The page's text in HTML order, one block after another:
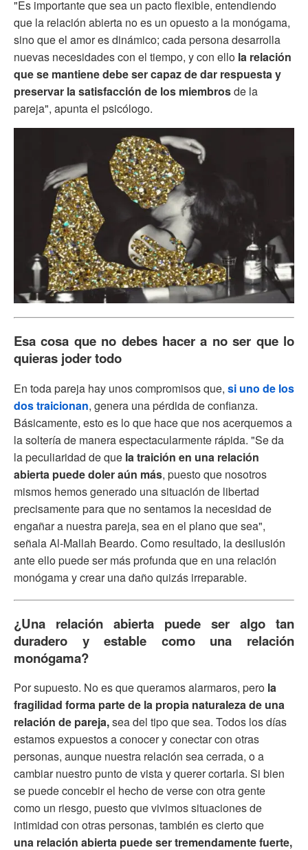
"Es importante que sea un pacto flexible, entendiendo
que la relación abierta no es un opuesto a la monógama,
sino que el amor es dinámico; cada persona desarrolla
nuevas necesidades con el tiempo, y con ello la relación
que se mantiene debe ser capaz de dar respuesta y
preservar la satisfacción de los miembrosde la
pareja", apunta el psicólogo.
Esa cosa que no debes hacer a no ser que lo
quieras joder todo
En toda pareja hay unos compromisos que, si uno de los
dos traicionan, genera una pérdida de confianza.
Básicamente, esto es lo que hace que nos acerquemos a
la soltería de manera espectacularmente rápida. "Se da
la peculiaridad de que la traición en una relación
abierta puede doler aún más, puesto que nosotros
mismos hemos generado una situación de libertad
precisamente para que no sentamos la necesidad de
engañar a nuestra pareja, sea en el plano que sea",
señala Al-Mallah Beardo. Como resultado, la desilusión
ante ello puede ser más profunda que en una relación
monógama y crear una daño quizás irreparable.
¿Una relación abierta puede ser algo tan
duradero y estable como una relación
monógama?
Por supuesto. No es que queramos alarmaros, pero la
fragilidad forma parte de la propia naturaleza de una
relación de pareja,sea del tipo que sea. Todos los días
estamos expuestos a conocer y conectar con otras
personas, aunque nuestra relación sea cerrada, o a
cambiar nuestro punto de vista y querer cortarla. Si bien
se puede concebir el hecho de verse con otra gente
como un riesgo, puesto que vivimos situaciones de
intimidad con otras personas, también es cierto que
una relación abierta puede ser tremendamente fuerte,